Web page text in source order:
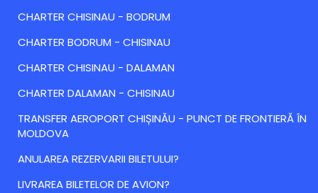
CHARTER CHISINAU - BODRUM
CHARTER BODRUM - CHISINAU
CHARTER CHISINAU - DALAMAN
CHARTER DALAMAN - CHISINAU
TRANSFER AEROPORT CHIȘINĂU - PUNCT DE FRONTIERĂ ÎN
MOLDOVA
ANULAREA REZERVARII BILETULUI?
LIVRAREA BILETELOR DE AVION?